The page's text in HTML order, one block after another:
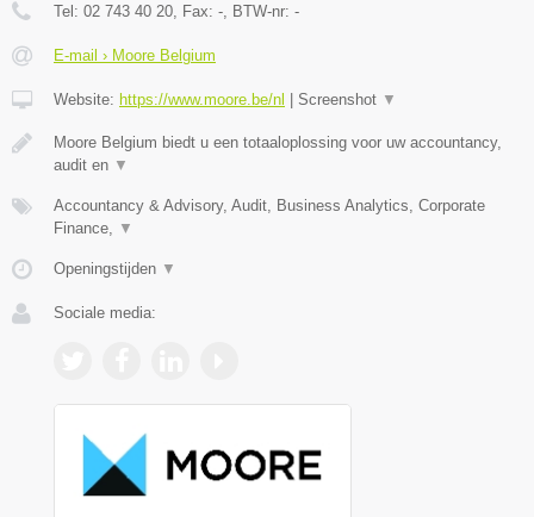
Tel: 02 743 40 20 , Fax: - , BTW-nr: -
E-mail › Moore Belgium
Website: https://www.moore.be/nl | Screenshot ▼
Moore Belgium biedt u een totaaloplossing voor uw accountancy,
audit en ▼
Accountancy & Advisory, Audit, Business Analytics, Corporate
Finance,
▼
Openingstijden ▼
Sociale media: